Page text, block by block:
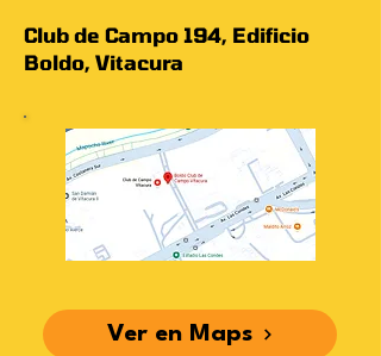
Club de Campo 194, Edificio
Boldo, Vitacura​
Ver en Maps